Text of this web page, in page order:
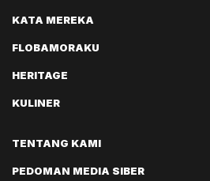
KATA MEREKA
FLOBAMORAKU
HERITAGE
KULINER
TENTANG KAMI
PEDOMAN MEDIA SIBER